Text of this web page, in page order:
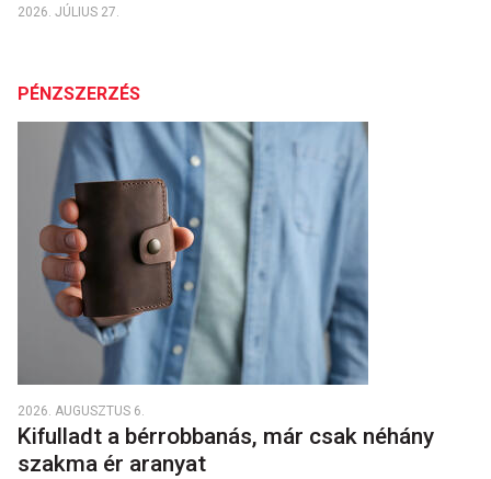
2026. JÚLIUS 27.
PÉNZSZERZÉS
2026. AUGUSZTUS 6.
Kifulladt a bérrobbanás, már csak néhány
szakma ér aranyat